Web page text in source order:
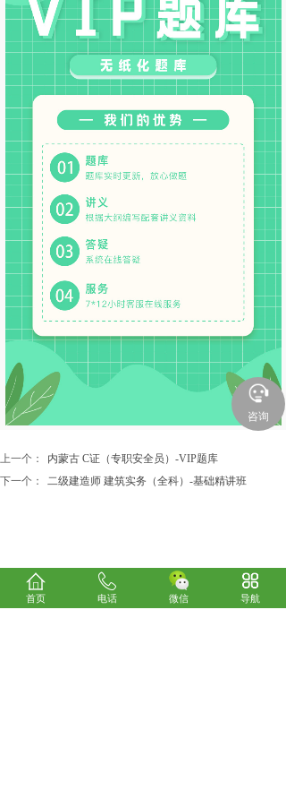
上一个：
内蒙古 C证（专职安全员）-VIP题库
下一个：
二级建造师 建筑实务（全科）-基础精讲班
首页 电话 微信 导航
咨询